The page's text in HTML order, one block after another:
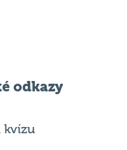
odkazy
kvízu